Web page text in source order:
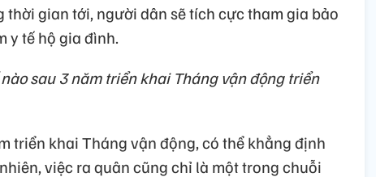
gian tới, người dân sẽ tích cực tham gia bảo
y tế hộ gia đình.
sau 3 năm triển khai Tháng vận động triển
triển khai Tháng vận động, có thể khẳng định
việc ra quân cũng chỉ là một trong chuỗi